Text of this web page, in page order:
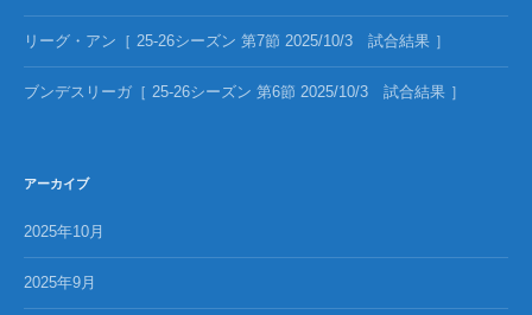
リーグ・アン［ 25-26シーズン 第7節 2025/10/3 試合結果 ］
ブンデスリーガ［ 25-26シーズン 第6節 2025/10/3 試合結果 ］
アーカイブ
2025年10月
2025年9月